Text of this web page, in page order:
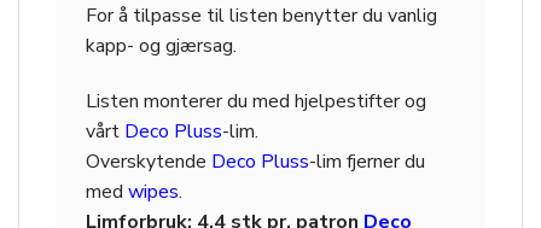
For å tilpasse til listen benytter du vanlig
kapp- og gjærsag.
Listen monterer du med hjelpestifter og
vårt Deco Pluss-lim.
Overskytende Deco Pluss-lim fjerner du
med wipes.
Limforbruk: 4,4 stk pr. patron Deco